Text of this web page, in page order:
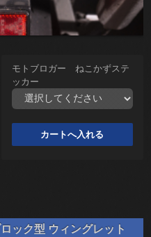
モトブロガー ねこかずステ
ッカー
ック型 ウィングレット